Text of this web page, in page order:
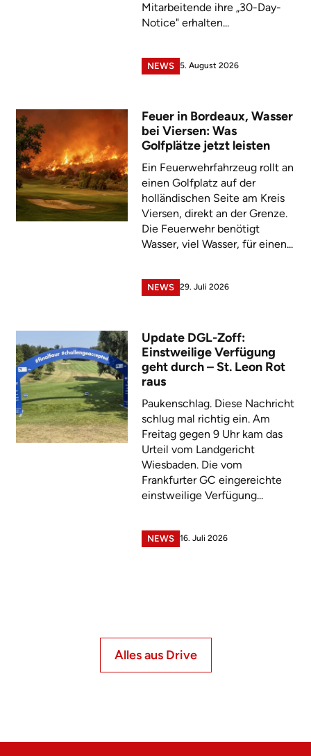
Mitarbeitende ihre „30-Day-
Notice" erhalten...
NEWS 5. August 2026
Feuer in Bordeaux, Wasser
bei Viersen: Was
Golfplätze jetzt leisten
Ein Feuerwehrfahrzeug rollt an
einen Golfplatz auf der
holländischen Seite am Kreis
Viersen, direkt an der Grenze.
Die Feuerwehr benötigt
Wasser, viel Wasser, für einen...
NEWS 29. Juli 2026
Update DGL-Zoff:
Einstweilige Verfügung
geht durch – St. Leon Rot
raus
Paukenschlag. Diese Nachricht
schlug mal richtig ein. Am
Freitag gegen 9 Uhr kam das
Urteil vom Landgericht
Wiesbaden. Die vom
Frankfurter GC eingereichte
einstweilige Verfügung...
NEWS 16. Juli 2026
Alles aus Drive